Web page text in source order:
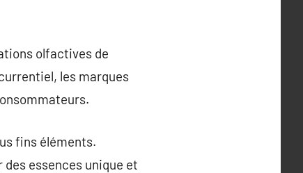
olfactives de
les marques
fins éléments.
essences unique et